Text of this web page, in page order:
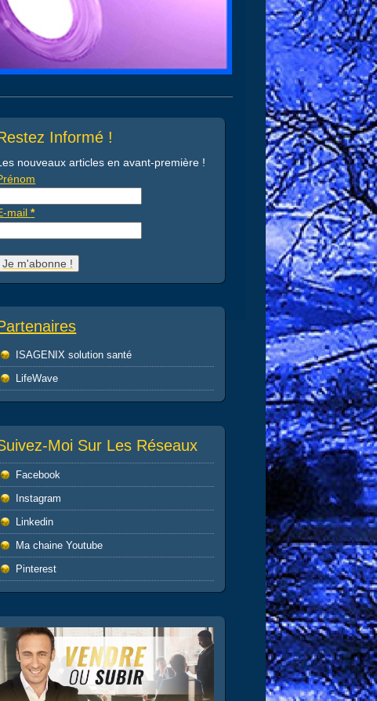
Informé !
nouveaux articles en avant-première !
mail*
ISAGENIX solution santé
LifeWave
Moi Sur Les Réseaux
Facebook
Instagram
Linkedin
Ma chaine Youtube
Pinterest